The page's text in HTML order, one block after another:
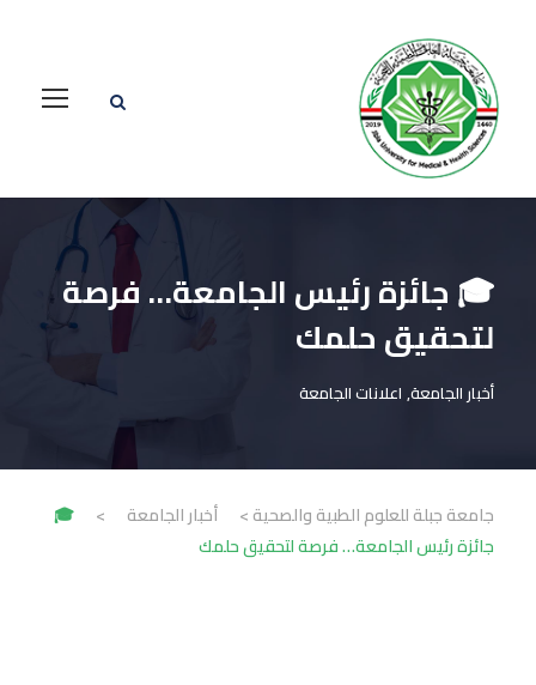
🎓 جائزة رئيس الجامعة… فرصة
لتحقيق حلمك
أخبار الجامعة, اعلانات الجامعة
جامعة جبلة للعلوم الطبية والصحية> أخبار الجامعة >
🎓
جائزة رئيس الجامعة… فرصة لتحقيق حلمك